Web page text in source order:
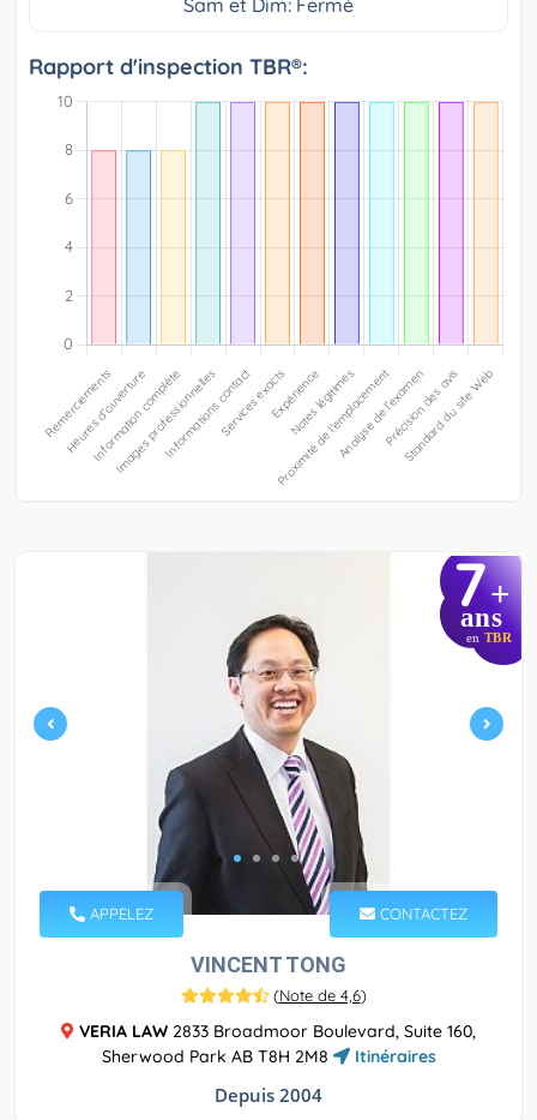
Sam et Dim: Fermé
Rapport d'inspection TBR®:
7+
ans
en TBR
APPELEZ CONTACTEZ
VINCENT TONG
(Note de 4,6)
VERIA LAW 2833 Broadmoor Boulevard, Suite 160,
Sherwood Park AB T8H 2M8
Itinéraires
Depuis 2004